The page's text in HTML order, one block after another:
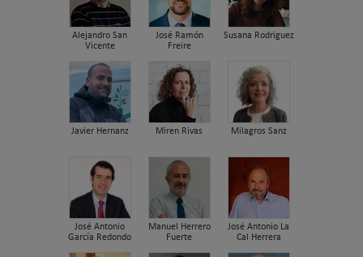
Alejandro San
Vicente
José Ramón
Freire
Susana Rodriguez
Javier Hernanz Miren Rivas Milagros Sanz
José Antonio
García Redondo
Manuel Herrero
Fuerte
José Antonio La
Cal Herrera